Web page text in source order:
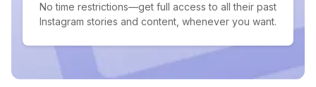
No time restrictions—get full access to all their past
Instagram stories and content, whenever you want.